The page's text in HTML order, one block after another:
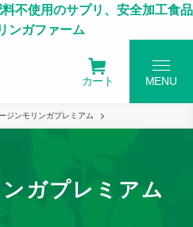
不使用のサプリ、安全加工食品
ンガファーム
カート MENU
ジンモリンガプレミアム
ガプレミアム